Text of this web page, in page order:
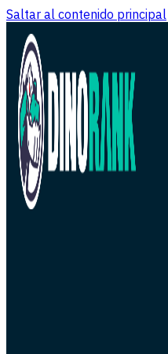
Saltar al contenido principal